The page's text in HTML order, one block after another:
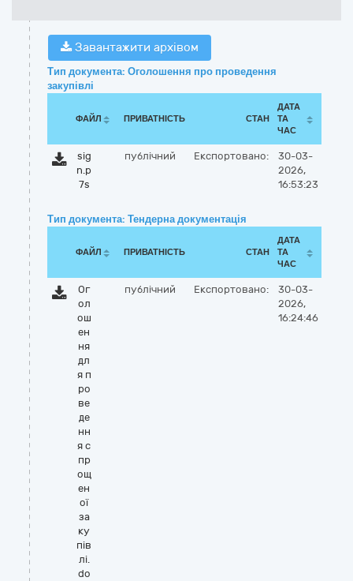
Завантажити архівом
Тип документа: Оголошення про проведення
закупівлі
ФАЙЛ ПРИВАТНІСТЬ СТАН
ДАТА
ТА
ЧАС
sig
n.p
7s
публічний Експортовано:
30-03-
2026,
16:53:23
Тип документа: Тендерна документація
ФАЙЛ ПРИВАТНІСТЬ СТАН
ДАТА
ТА
ЧАС
Ог
ол
ош
ен
ня
дл
я п
ро
ве
де
нн
я с
пр
ощ
ен
ої
за
ку
пів
лі.
do
публічний Експортовано:
30-03-
2026,
16:24:46